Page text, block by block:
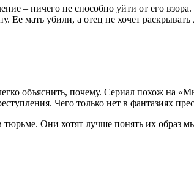
– ничего не способно уйти от его взора.
мать убили, а отец не хочет раскрывать
объяснить, почему. Сериал похож на
Чего только нет в фантазиях
Они хотят лучше понять их образ